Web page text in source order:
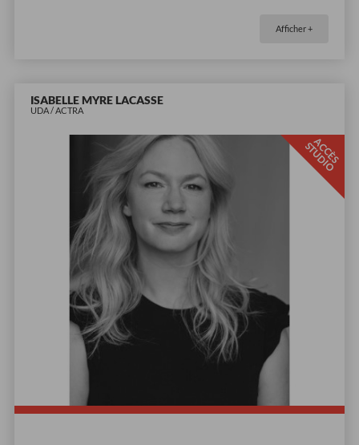
Afficher +
ISABELLE MYRE LACASSE
UDA / ACTRA
A
C
C
È
S
S
T
U
D
I
O